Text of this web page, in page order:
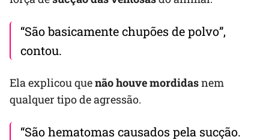
“São basicamente chupões de polvo”,
contou.
Ela explicou quenão houve mordidasnem
qualquer tipo de agressão.
“São hematomas causados pela sucção.